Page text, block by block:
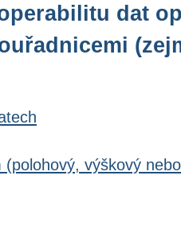
dat
výškový